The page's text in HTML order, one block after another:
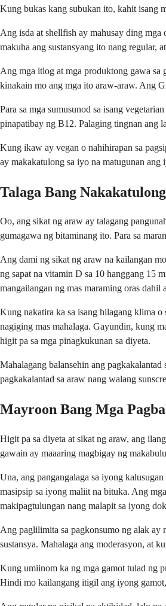
Kung bukas kang subukan ito, kahit isang
Ang isda at shellfish ay mahusay ding mga
makuha ang sustansyang ito nang regular,
Ang mga itlog at mga produktong gawa sa
kinakain mo ang mga ito araw-araw. Ang
Para sa mga sumusunod sa isang
pinapatibay ng B12. Palaging tingnan ang
Kung ikaw ay vegan o nahihirapan sa
ay makakatulong sa iyo na matugunan ang
Talaga Bang
Oo, ang sikat ng araw ay talagang
gumagawa ng bitaminang ito. Para sa
Ang dami ng sikat ng araw na kailangan
ng sapat na vitamin D sa 10 hanggang 15
mangailangan ng mas maraming oras
Kung nakatira ka sa isang hilagang klima
nagiging mas mahalaga. Gayundin, kung
higit pa sa mga pinagkukunan sa diyeta.
Mahalagang balansehin ang
pagkakalantad sa araw nang walang
Mayroon Bang Mga
Higit pa sa diyeta at sikat ng araw, ang
gawain ay maaaring magbigay ng
Una, ang pangangalaga sa iyong
masipsip sa iyong maliit na bituka. Ang
makipagtulungan nang malapit sa iyong
Ang paglilimita sa pagkonsumo ng alak ay
sustansya. Mahalaga ang moderasyon, at
Kung umiinom ka ng mga gamot tulad ng
Hindi mo kailangang itigil ang iyong